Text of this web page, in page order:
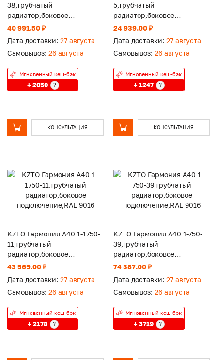
38,трубчатый
радиатор,боковое
подключение,RAL 9016
40 991.50 ₽
Дата доставки: 27 августа
Самовывоз: 26 августа
Мгновенный кеш-бэк
+ 2050 ?
КОНСУЛЬТАЦИЯ
5,трубчатый
радиатор,боковое
подключение,RAL 9016
24 939.00 ₽
Дата доставки: 27 августа
Самовывоз: 26 августа
Мгновенный кеш-бэк
+ 1247 ?
КОНСУЛЬТАЦИЯ
KZTO Гармония А40 1-1750-
11,трубчатый
радиатор,боковое
подключение,RAL 9016
43 569.00 ₽
Дата доставки: 27 августа
Самовывоз: 26 августа
Мгновенный кеш-бэк
+ 2178 ?
KZTO Гармония А40 1-750-
39,трубчатый
радиатор,боковое
подключение,RAL 9016
74 387.00 ₽
Дата доставки: 27 августа
Самовывоз: 26 августа
Мгновенный кеш-бэк
+ 3719 ?